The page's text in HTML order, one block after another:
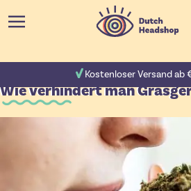
Kostenloser Versand ab
Wie verhindert man